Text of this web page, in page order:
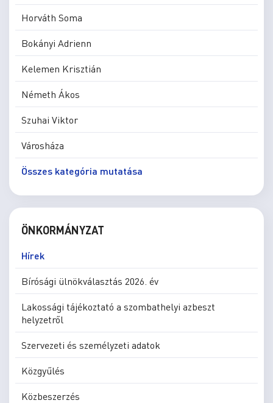
Horváth Soma
Bokányi Adrienn
Kelemen Krisztián
Németh Ákos
Szuhai Viktor
Városháza
Összes kategória mutatása
ÖNKORMÁNYZAT
Hírek
Bírósági ülnökválasztás 2026. év
Lakossági tájékoztató a szombathelyi azbeszt
helyzetről
Szervezeti és személyzeti adatok
Közgyűlés
Közbeszerzés